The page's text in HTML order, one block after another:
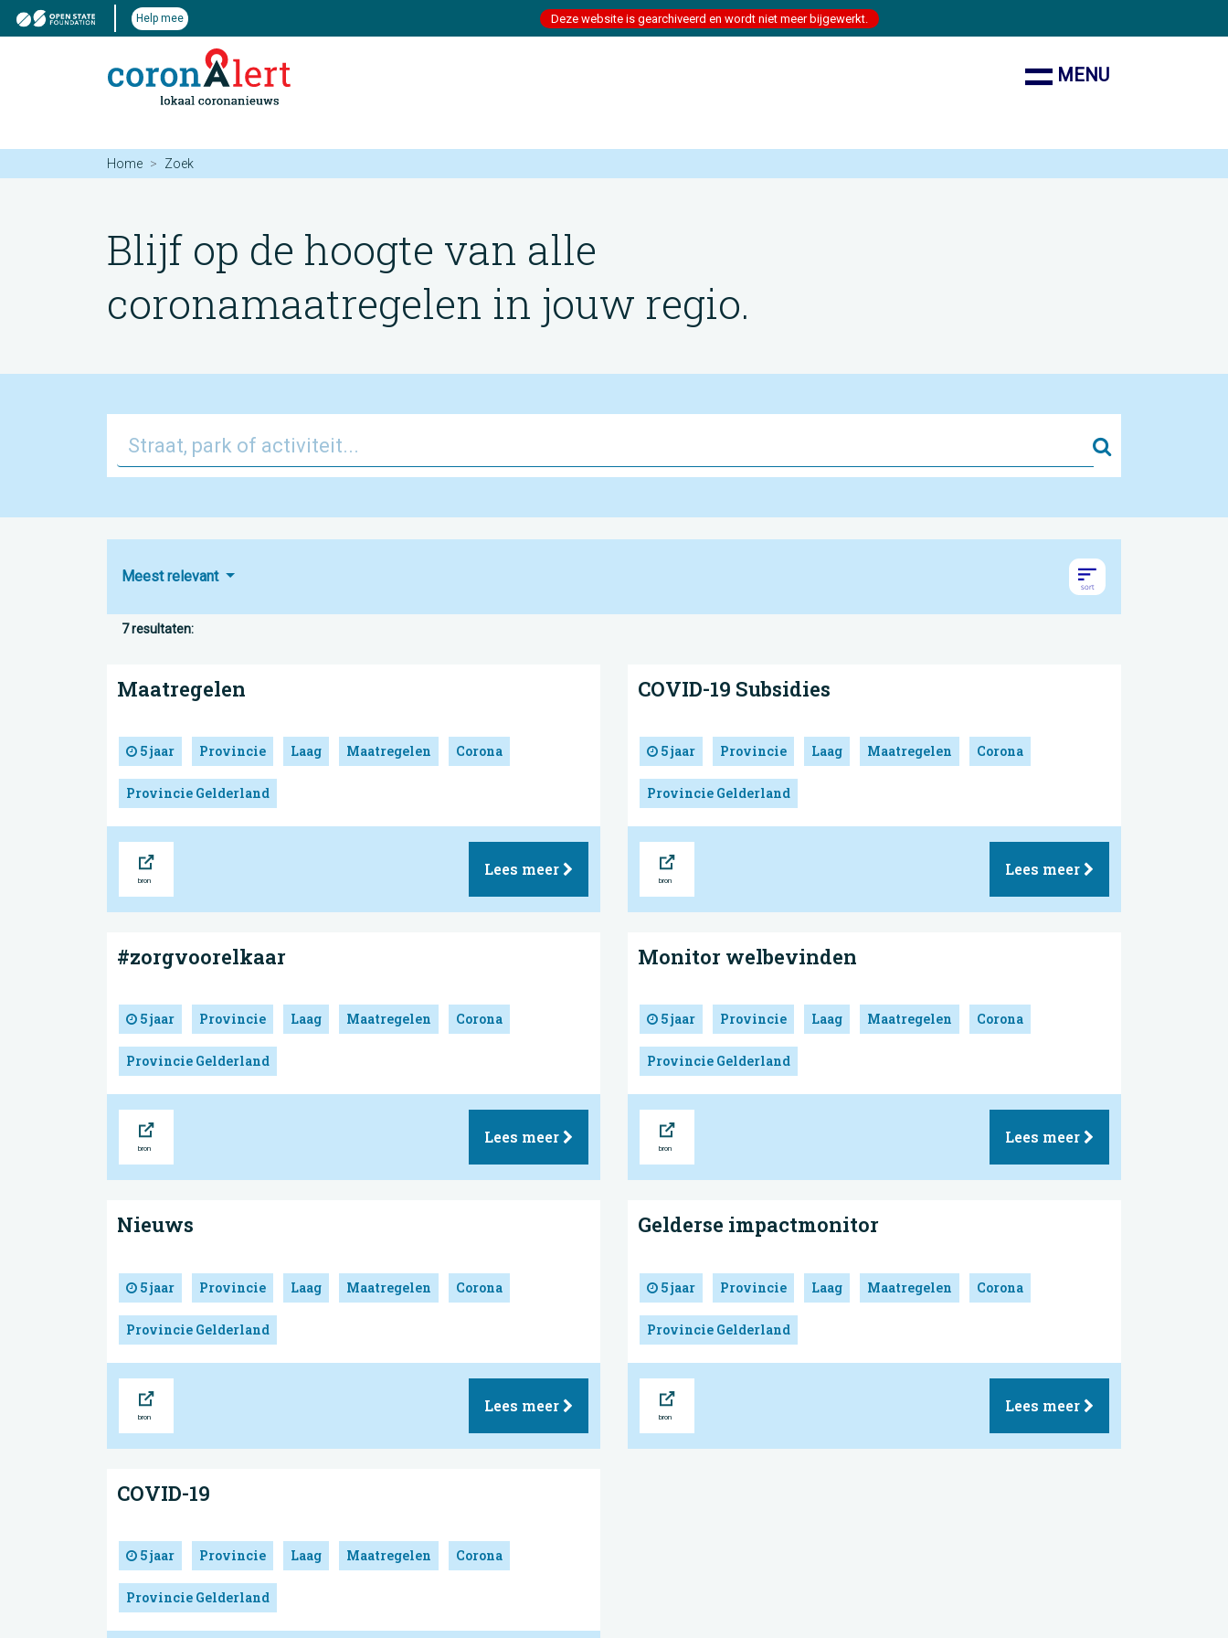
Help mee Deze website is gearchiveerd en wordt niet meer bijgewerkt.
MENU
Home Zoek
Blijf op de hoogte van alle
coronamaatregelen in jouw regio.
Zoek
Meest relevant
7 resultaten:
Maatregelen
5 jaar Provincie Laag Maatregelen Corona
Provincie Gelderland
Lees meer
COVID-19 Subsidies
5 jaar Provincie Laag Maatregelen Corona
Provincie Gelderland
Lees meer
#zorgvoorelkaar
5 jaar Provincie Laag Maatregelen Corona
Provincie Gelderland
Lees meer
Monitor welbevinden
5 jaar Provincie Laag Maatregelen Corona
Provincie Gelderland
Lees meer
Nieuws
5 jaar Provincie Laag Maatregelen Corona
Provincie Gelderland
Lees meer
Gelderse impactmonitor
5 jaar Provincie Laag Maatregelen Corona
Provincie Gelderland
Lees meer
COVID-19
5 jaar Provincie Laag Maatregelen Corona
Provincie Gelderland